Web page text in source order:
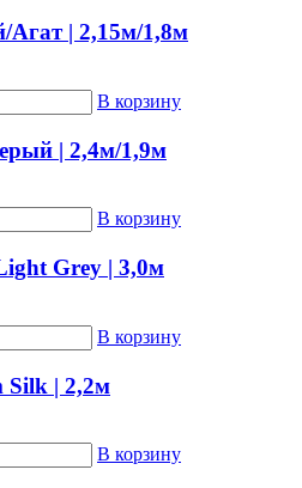
| 2,15м/1,8м
В корзину
| 2,4м/1,9м
В корзину
Grey | 3,0м
В корзину
Silk | 2,2м
В корзину